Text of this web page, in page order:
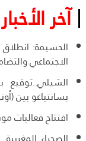
آخر الأخبار
الحسيمة:
الاجتماعي
الشيلي..توقيع
بسانتياغو بين
افتتاح فعاليات